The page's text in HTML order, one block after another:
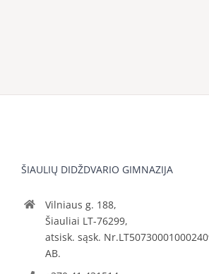
ŠIAULIŲ DIDŽDVARIO GIMNAZIJA
Vilniaus g. 188,
Šiauliai LT-76299,
atsisk. sąsk.
AB.